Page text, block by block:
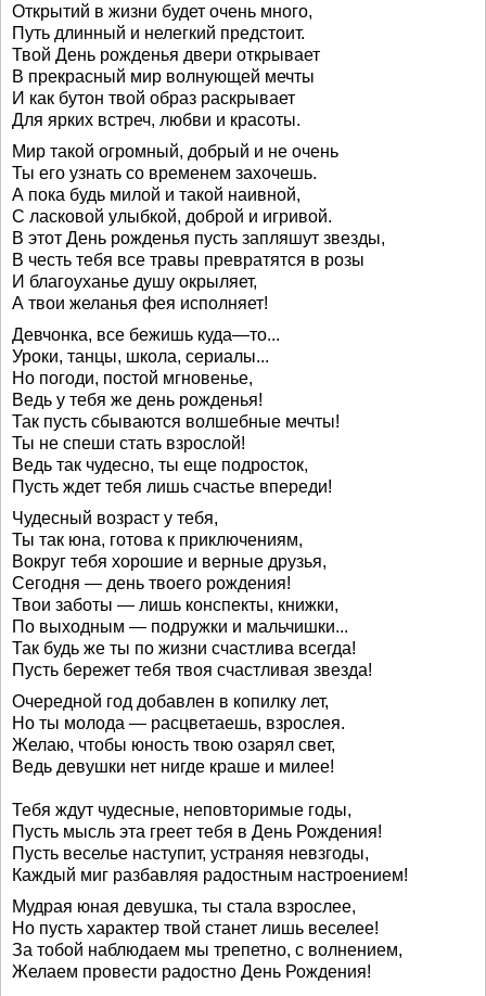
Открытий в жизни будет очень много,
Путь длинный и нелегкий предстоит.
Твой День рожденья двери открывает
В прекрасный мир волнующей мечты
И как бутон твой образ раскрывает
Для ярких встреч, любви и красоты.
Мир такой огромный, добрый и не очень
Ты его узнать со временем захочешь.
А пока будь милой и такой наивной,
С ласковой улыбкой, доброй и игривой.
В этот День рожденья пусть запляшут звезды,
В честь тебя все травы превратятся в розы
И благоуханье душу окрыляет,
А твои желанья фея исполняет!
Девчонка, все бежишь куда—то...
Уроки, танцы, школа, сериалы...
Но погоди, постой мгновенье,
Ведь у тебя же день рожденья!
Так пусть сбываются волшебные мечты!
Ты не спеши стать взрослой!
Ведь так чудесно, ты еще подросток,
Пусть ждет тебя лишь счастье впереди!
Чудесный возраст у тебя,
Ты так юна, готова к приключениям,
Вокруг тебя хорошие и верные друзья,
Сегодня — день твоего рождения!
Твои заботы — лишь конспекты, книжки,
По выходным — подружки и мальчишки...
Так будь же ты по жизни счастлива всегда!
Пусть бережет тебя твоя счастливая звезда!
Очередной год добавлен в копилку лет,
Но ты молода — расцветаешь, взрослея.
Желаю, чтобы юность твою озарял свет,
Ведь девушки нет нигде краше и милее!
Тебя ждут чудесные, неповторимые годы,
Пусть мысль эта греет тебя в День Рождения!
Пусть веселье наступит, устраняя невзгоды,
Каждый миг разбавляя радостным настроением!
Мудрая юная девушка, ты стала взрослее,
Но пусть характер твой станет лишь веселее!
За тобой наблюдаем мы трепетно, с волнением,
Желаем провести радостно День Рождения!